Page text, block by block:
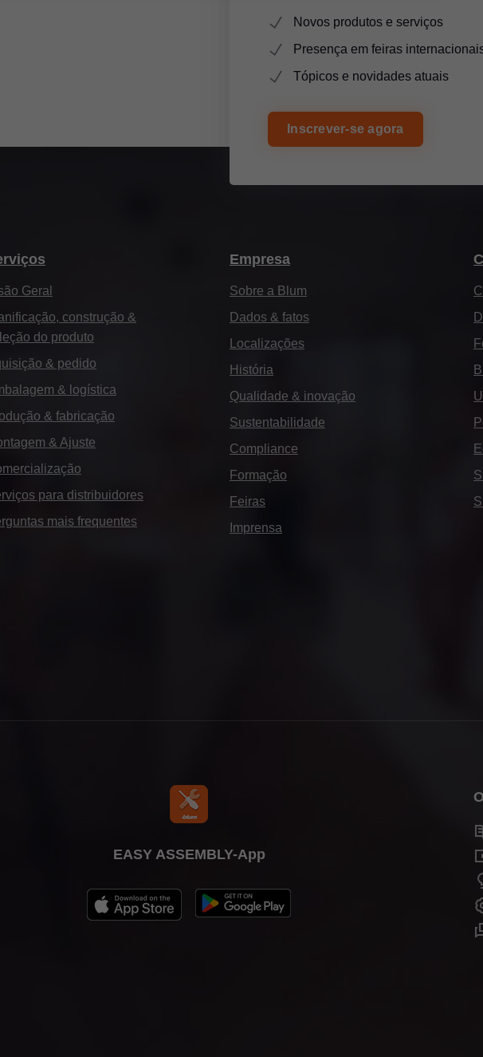
Novos produtos e serviços
Presença em feiras
Tópicos e novidades atuais
Inscrever-se agora
Geral
construção &
do produto
& pedido
& logística
& fabricação
& Ajuste
para distribuidores
mais frequentes
Empresa
Sobre a Blum
Dados & fatos
Localizações
História
Qualidade & inovação
Sustentabilidade
Compliance
Formação
Feiras
Imprensa
EASY ASSEMBLY-App